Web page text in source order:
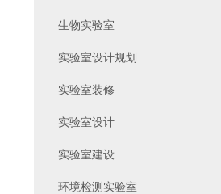
生物实验室
实验室设计规划
实验室装修
实验室设计
实验室建设
环境检测实验室